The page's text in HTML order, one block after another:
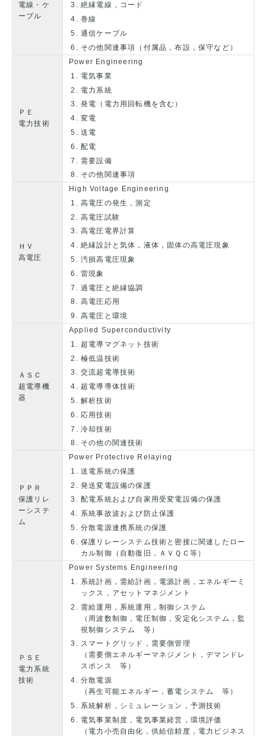
電線・ケ
ーブル
絶縁電線，コード
巻線
通信ケーブル
その他関連事項（付属品，布設，保守など）
ＰＥ
電力技術
Power Engineering
電気事業
電力系統
発電（電力用回転機を含む）
変電
送電
配電
需要設備
その他関連事項
ＨＶ
高電圧
High Voltage Engineering
高電圧の発生，測定
高電圧試験
高電圧電界計算
絶縁設計と気体，液体，固体の高電圧現象
汚損高電圧現象
雷現象
過電圧と絶縁協調
高電圧応用
高電圧と環境
ＡＳＣ
超電導機
器
Applied Superconductivity
超電導マグネット技術
極低温技術
交流超電導技術
超電導導体技術
解析技術
応用技術
冷却技術
その他の関連技術
ＰＰＲ
保護リレ
ーシステ
ム
Power Protective Relaying
送電系統の保護
発送変電設備の保護
配電系統および自家用受変電設備の保護
系統事故波および防止保護
分散電源連携系統の保護
保護リレーシステム技術と密接に関連したロー
カル制御（自動復旧，ＡＶＱＣ等）
ＰＳＥ
電力系統
技術
Power Systems Engineering
系統計画，需給計画，電源計画，エネルギーミ
ックス，アセットマネジメント
需給運用，系統運用，制御システム
（周波数制御，電圧制御，安定化システム，監
視制御システム 等）
スマートグリッド，需要側管理
（需要側エネルギーマネジメント，デマンドレ
スポンス 等）
分散電源
（再生可能エネルギー，蓄電システム 等）
系統解析，シミュレーション，予測技術
電気事業制度，電気事業経営，環境評価
（電力小売自由化，供給信頼度，電力ビジネス